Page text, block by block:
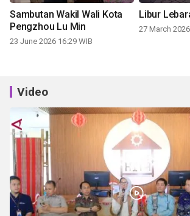
Sambutan Wakil Wali Kota
Pengzhou Lu Min
23 June 2026 16:29 WIB
Libur
27 March
Video